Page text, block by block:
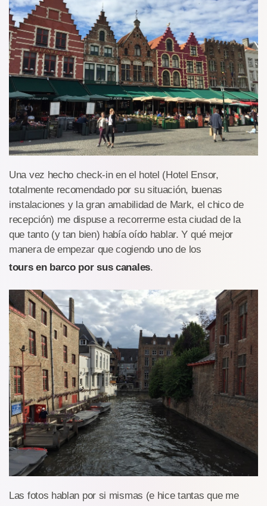
Una vez hecho check-in en el hotel (Hotel Ensor,
totalmente recomendado por su situación, buenas
instalaciones y la gran amabilidad de Mark, el chico de
recepción) me dispuse a recorrerme esta ciudad de la
que tanto (y tan bien) había oído hablar. Y qué mejor
manera de empezar que cogiendo uno de los
tours en barco por sus canales.
Las fotos hablan por si mismas (e hice tantas que me